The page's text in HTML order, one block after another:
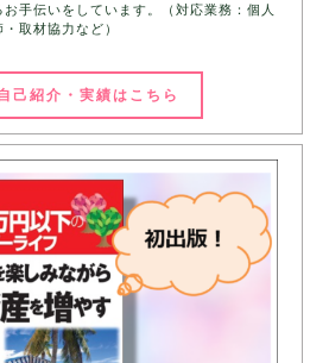
お手伝いをしています。（対応業務：個人
取材協力など）
己紹介・実績はこちら